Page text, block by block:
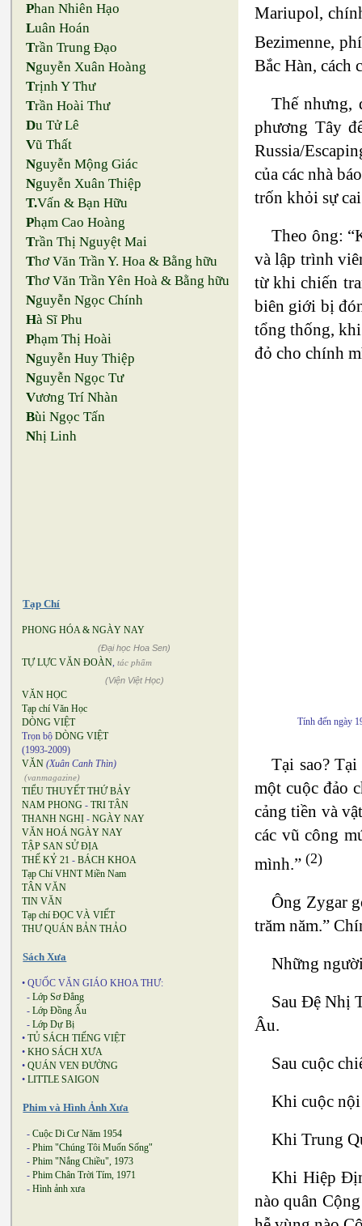
Phan Nhiên Hạo
Luân Hoán
Trần Trung Đạo
Nguyễn Xuân Hoàng
Trịnh Y Thư
Trần Hoài Thư
Du Tử Lê
Vũ Thất
Nguyễn Mộng Giác
Nguyễn Xuân Thiệp
T.Vấn & Bạn Hữu
Phạm Cao Hoàng
Trần Thị Nguyệt Mai
Thơ Văn Trần Y. Hoa & Bằng hữu
Thơ Văn Trần Yên Hoà & Bằng hữu
Nguyễn Ngọc Chính
Hà Sĩ Phu
Phạm Thị Hoài
Nguyễn Huy Thiệp
Nguyễn Ngọc Tư
Vương Trí Nhàn
Bùi Ngọc Tấn
Nhị Linh
Tạp Chí
PHONG HÓA & NGÀY NAY
(Đại học Hoa Sen)
TỰ LỰC VĂN ĐOÀN, tác phẩm
(Viện Việt Học)
VĂN HỌC
Tạp chí Văn Học
DÒNG VIỆT
Trọn bộ DÒNG VIỆT
(1993-2009)
VĂN (Xuân Canh Thìn)
(vanmagazine)
TIỂU THUYẾT THỨ BẢY
NAM PHONG - TRI TÂN
THANH NGHỊ - NGÀY NAY
VĂN HOÁ NGÀY NAY
TẬP SAN SỬ ĐỊA
THẾ KỶ 21 - BÁCH KHOA
Tạp Chí VHNT Miền Nam
TÂN VĂN
TIN VĂN
Tạp chí ĐỌC VÀ VIẾT
THƯ QUÁN BẢN THẢO
Sách Xưa
• QUỐC VĂN GIÁO KHOA THƯ:
- Lớp Sơ Đẳng
- Lớp Đồng Ấu
- Lớp Dự Bị
• TỦ SÁCH TIẾNG VIỆT
• KHO SÁCH XƯA
• QUÁN VEN ĐƯỜNG
• LITTLE SAIGON
Phim và Hình Ảnh Xưa
- Cuộc Di Cư Năm 1954
- Phim "Chúng Tôi Muốn Sống"
- Phim "Nắng Chiều", 1973
- Phim Chân Trời Tím, 1971
- Hình ảnh xưa
Mariupol,
Bezimenne,
Bắc Hàn, cách
Thế nhưng,
phương Tây
Russia/
của các nhà
trốn khỏi sự
Theo ông:
và lập trình
từ khi chiến
biên giới bị
tổng thống,
đỏ cho chính
Tính đến ngày
Tại sao?
một cuộc đảo
cảng tiền và
các vũ công
mình.” (2)
Ông Zygar
trăm năm.”
Những
Sau Đệ Nhị
Âu.
Sau cuộc
Khi cuộc
Khi Trung
Khi Hiệp
nào quân